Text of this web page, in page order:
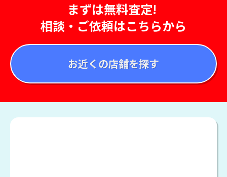
まずは無料査定!
相談・ご依頼はこちらから
お近くの店舗を探す